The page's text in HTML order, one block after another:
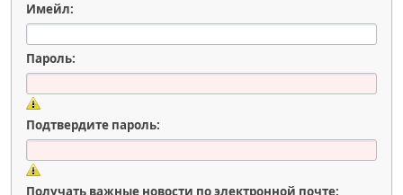
Имейл:
Пароль:
Подтвердите пароль:
Получать важные новости по электронной почте: